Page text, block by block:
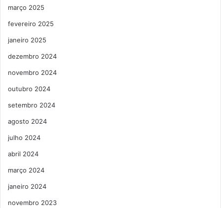
março 2025
fevereiro 2025
janeiro 2025
dezembro 2024
novembro 2024
outubro 2024
setembro 2024
agosto 2024
julho 2024
abril 2024
março 2024
janeiro 2024
novembro 2023